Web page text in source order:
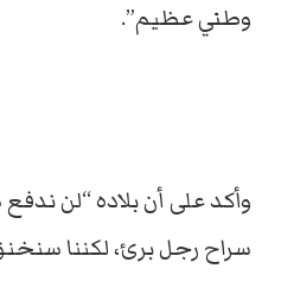
وطني عظيم”.
وأكد على أن بلاده “لن
سراح رجل برئ، لكننا